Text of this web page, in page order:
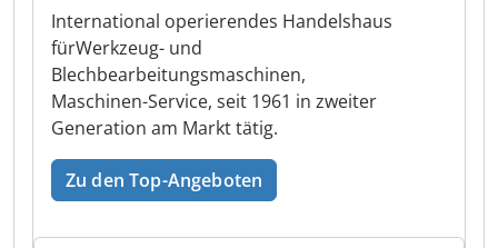
International operierendes Handelshaus
fürWerkzeug- und
Blechbearbeitungsmaschinen,
Maschinen-Service, seit 1961 in zweiter
Generation am Markt tätig.
Zu den Top-Angeboten